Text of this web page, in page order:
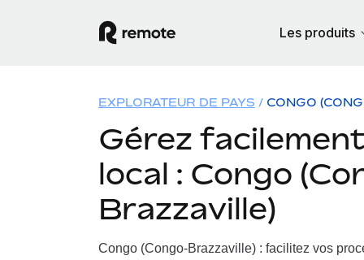
Les produits
EXPLORATEUR DE PAYS CONGO
Gérez facilement
local : Congo
Brazzaville)
Congo (Congo-Brazzaville) : facilitez vos